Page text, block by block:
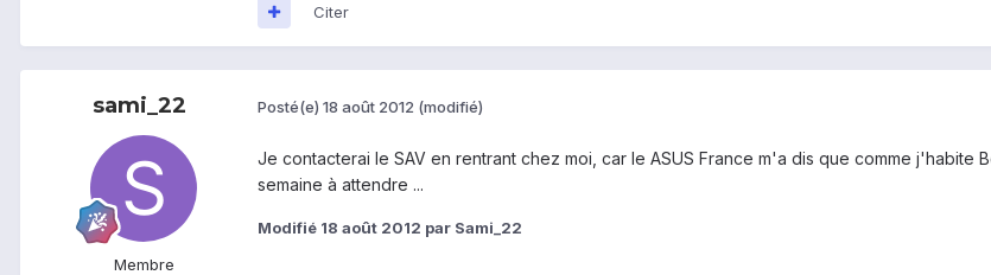
Citer
sami_22
Membre
Posté(e) 18 août 2012 (modifié)
Je contacterai le SAV en rentrant chez moi, car le ASUS France m'a dis que comme
semaine à attendre ...
Modifié 18 août 2012 par Sami_22